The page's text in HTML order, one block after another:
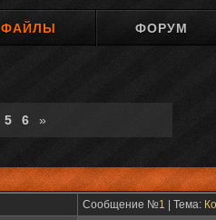
ФАЙЛЫ ФОРУМ
5 6 »
Сообщение №1 | Тема: